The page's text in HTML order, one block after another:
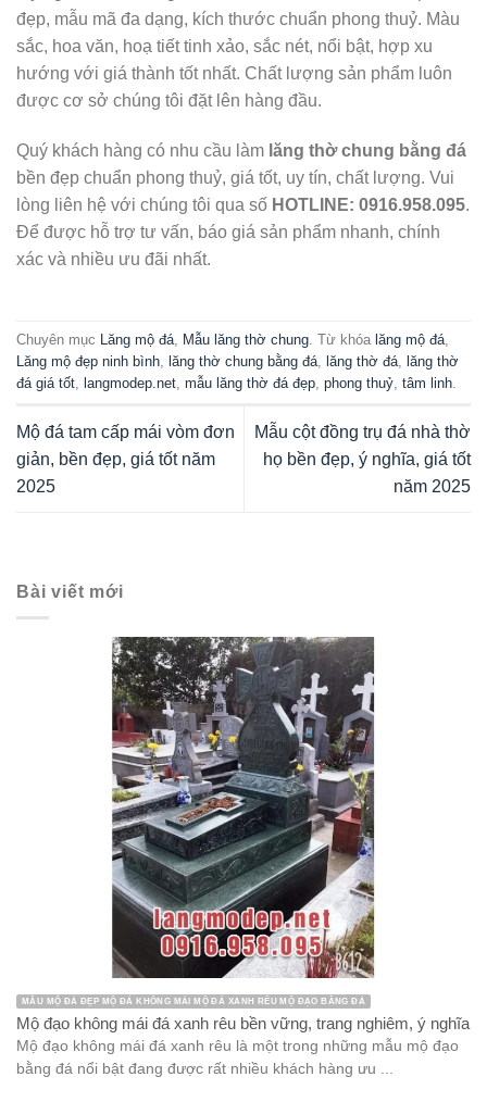
đẹp, mẫu mã đa dạng, kích thước chuẩn phong thuỷ. Màu
sắc, hoa văn, hoạ tiết tinh xảo, sắc nét, nổi bật, hợp xu
hướng với giá thành tốt nhất. Chất lượng sản phẩm luôn
được cơ sở chúng tôi đặt lên hàng đầu.
Quý khách hàng có nhu cầu làm lăng thờ chung bằng đá
bền đẹp chuẩn phong thuỷ, giá tốt, uy tín, chất lượng. Vui
lòng liên hệ với chúng tôi qua số HOTLINE: 0916.958.095.
Để được hỗ trợ tư vấn, báo giá sản phẩm nhanh, chính
xác và nhiều ưu đãi nhất.
Chuyên mục Lăng mộ đá Mẫu lăng thờ chung . Từ khóa lăng mộ đá
Lăng mộ đẹp ninh bình
lăng thờ chung bằng đá lăng thờ đá
lăng thờ
đá giá tốt
langmodep.net mẫu lăng thờ đá đẹp phong thuỷ tâm linh
Mộ đá tam cấp mái vòm đơn
giản, bền đẹp, giá tốt năm
2025
Mẫu cột đồng trụ đá nhà thờ
họ bền đẹp, ý nghĩa, giá tốt
năm 2025
Bài viết mới
MẪU MỘ ĐÁ ĐẸP MỘ ĐÁ KHÔNG MÁI MỘ ĐÁ XANH RÊU MỘ ĐẠO BẰNG ĐÁ
Mộ đạo không mái đá xanh rêu bền vững, trang nghiêm, ý nghĩa
Mộ đạo không mái đá xanh rêu là một trong những mẫu mộ đạo
bằng đá nổi bật đang được rất nhiều khách hàng ưu ...